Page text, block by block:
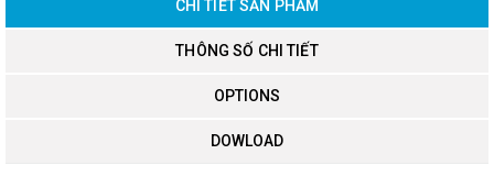
CHI TIẾT SẢN PHẨM
THÔNG SỐ CHI TIẾT
OPTIONS
DOWLOAD